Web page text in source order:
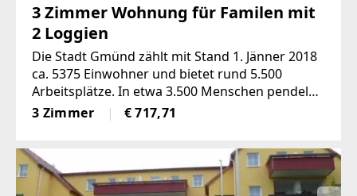
3 Zimmer Wohnung für Familen mit
2 Loggien
Die Stadt Gmünd zählt mit Stand 1. Jänner 2018
ca. 5375 Einwohner und bietet rund 5.500
Arbeitsplätze. In etwa 3.500 Menschen pendeln
täglich ausden benachbarten Orten und
Bezirken hierher an ihren Arbeitsplatz. Gmünd
3 Zimmer € 717,71